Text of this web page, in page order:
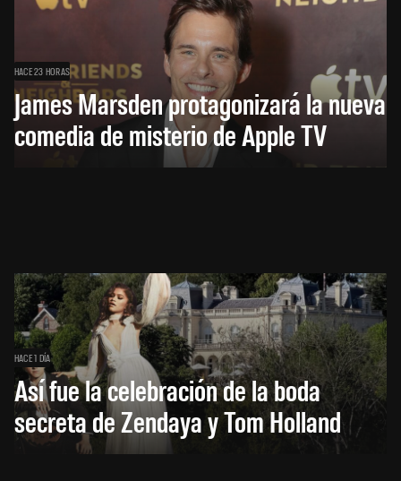
HACE 23 HORAS
James Marsden protagonizará la nueva
comedia de misterio de Apple TV
HACE 1 DÍA
Así fue la celebración de la boda
secreta de Zendaya y Tom Holland